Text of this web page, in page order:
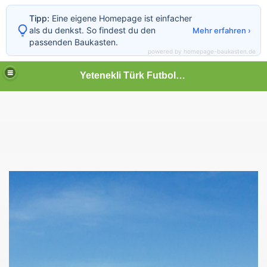
Yetenekli Türk Futbolcular
Tipp: Eine eigene Homepage ist einfacher
als du denkst. So findest du den
passenden Baukasten.
Mehr erfahren ›
powered by homepage-baukasten.de